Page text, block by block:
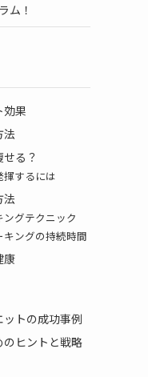
ム！
効果
法
る？
揮するには
法
グテクニック
ングの持続時間
康
トの成功事例
のヒントと戦略